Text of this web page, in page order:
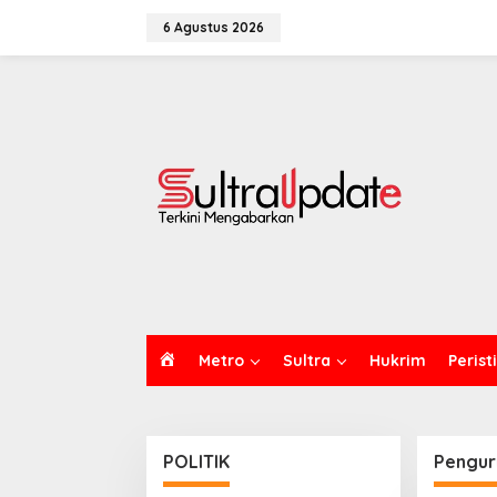
6 Agustus 2026
Metro Sultra Hukrim
POLITIK